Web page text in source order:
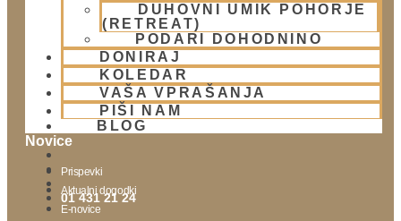
DUHOVNI UMIK POHORJE
(RETREAT)
PODARI DOHODNINO
DONIRAJ
KOLEDAR
VAŠA VPRAŠANJA
PIŠI NAM
BLOG
01 431 21 24
Lokacija
Urnik templja
Nedeljsko srečanje
Parkiranje
Politika zasebnosti
Novice
Prispevki
Aktualni dogodki
E-novice